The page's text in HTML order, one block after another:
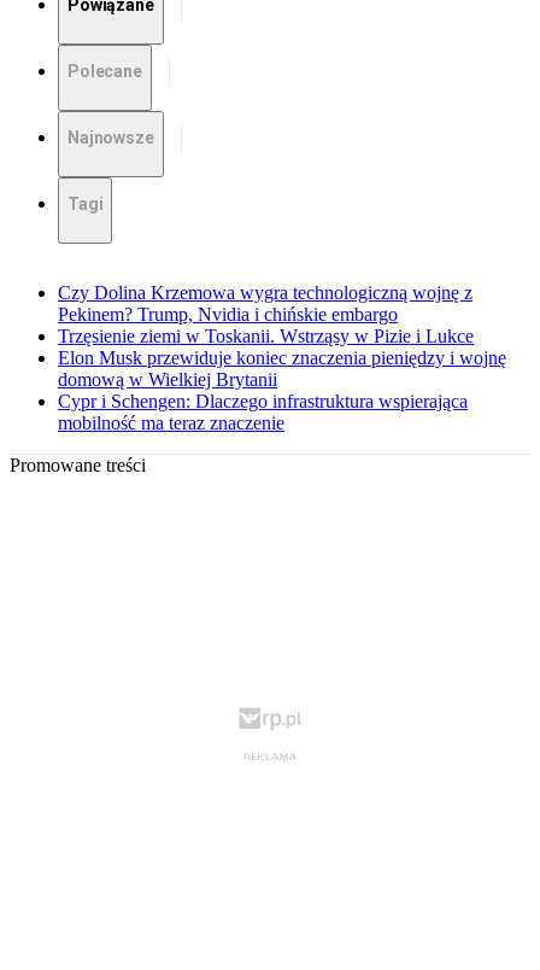
Powiązane
Polecane
Najnowsze
Tagi
Czy Dolina Krzemowa wygra technologiczną wojnę z
Pekinem? Trump, Nvidia i chińskie embargo
Trzęsienie ziemi w Toskanii. Wstrząsy w Pizie i Lukce
Elon Musk przewiduje koniec znaczenia pieniędzy i wojnę
domową w Wielkiej Brytanii
Cypr i Schengen: Dlaczego infrastruktura wspierająca
mobilność ma teraz znaczenie
Promowane treści